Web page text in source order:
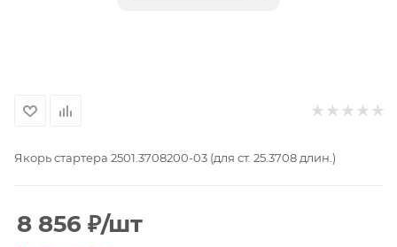
Якорь стартера 2501.3708200-03 (для ст. 25.3708 длин.)
8 856 ₽/шт